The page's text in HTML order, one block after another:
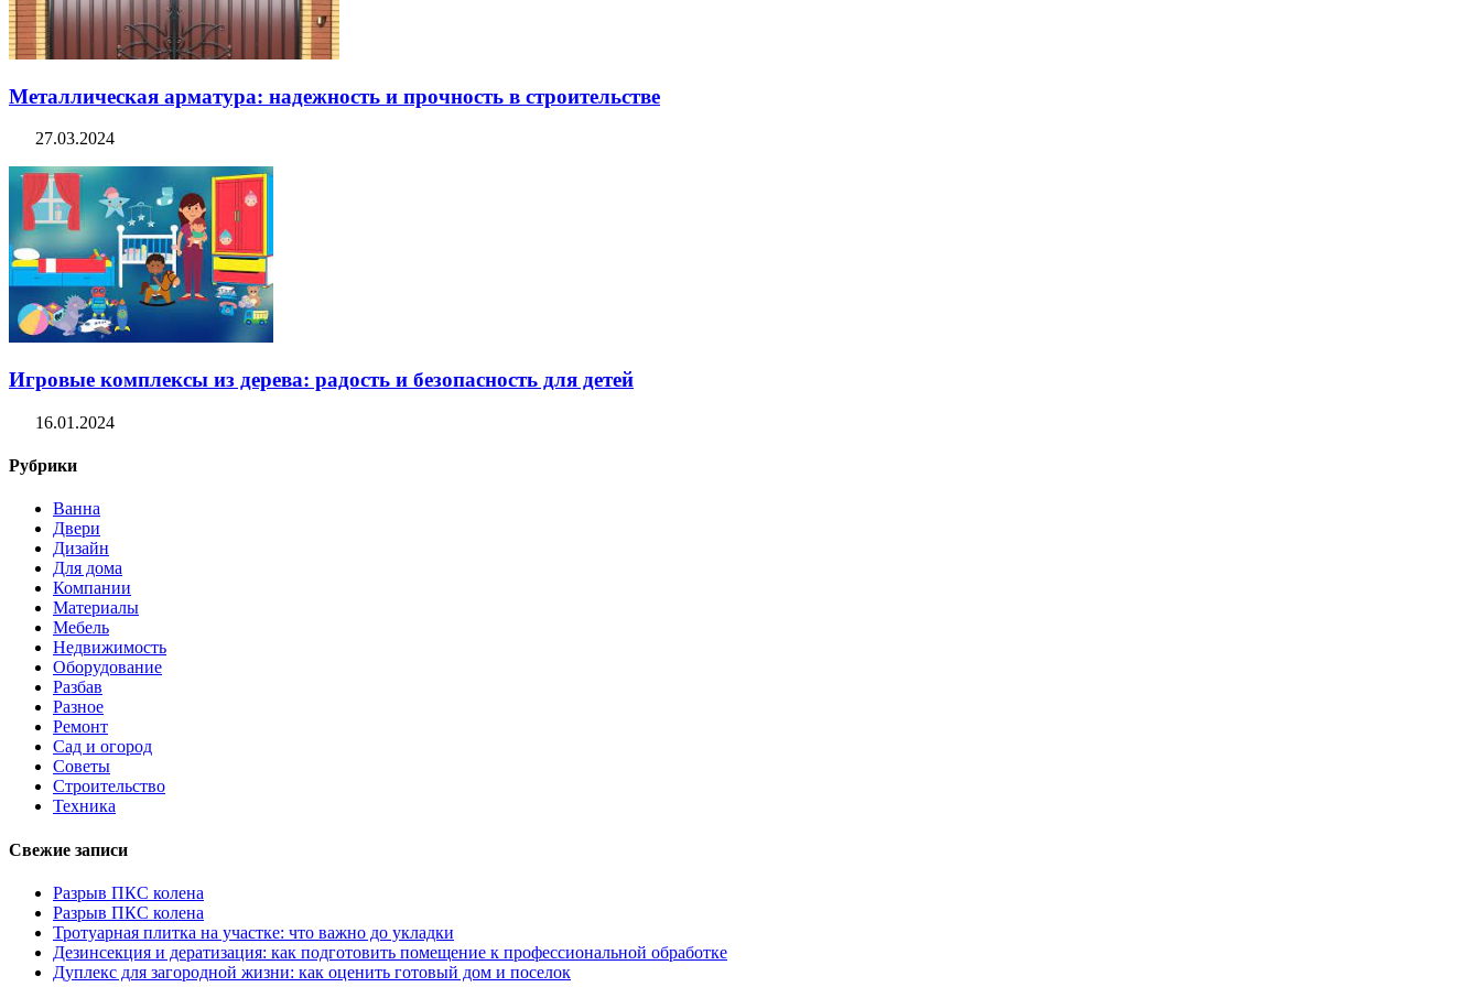
Металлическая арматура: надежность и прочность в строительстве
27.03.2024
Игровые комплексы из дерева: радость и безопасность для детей
16.01.2024
Рубрики
Ванна
Двери
Дизайн
Для дома
Компании
Материалы
Мебель
Недвижимость
Оборудование
Разбав
Разное
Ремонт
Сад и огород
Советы
Строительство
Техника
Свежие записи
Разрыв ПКС колена
Разрыв ПКС колена
Тротуарная плитка на участке: что важно до укладки
Дезинсекция и дератизация: как подготовить помещение к профессиональной обработке
Дуплекс для загородной жизни: как оценить готовый дом и поселок